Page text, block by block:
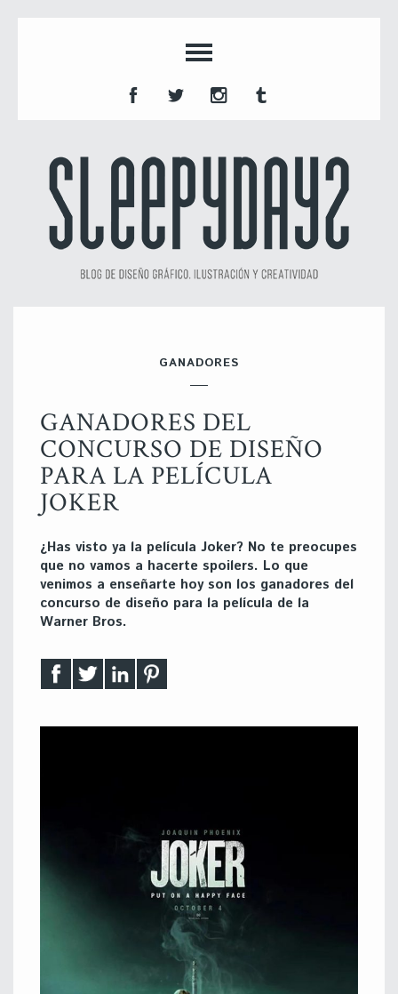
GANADORES
GANADORES DEL
CONCURSO DE DISEÑO
PARA LA PELÍCULA
JOKER
¿Has visto ya la película Joker? No te preocupes
que no vamos a hacerte spoilers. Lo que
venimos a enseñarte hoy son los ganadores del
concurso de diseño para la película de la
Warner Bros.